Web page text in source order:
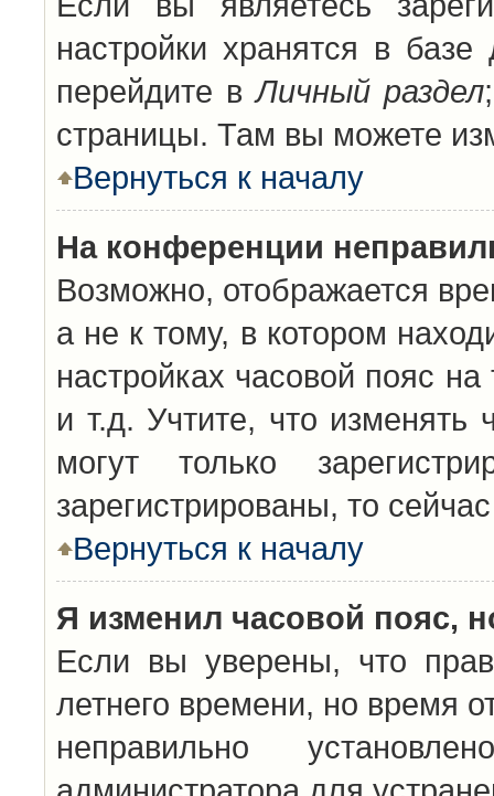
настройки хранятся в
перейдите вЛичный раздел
страницы. Там вы можете
Вернуться к началу
На конференции
Возможно, отображается
а не к тому, в котором
настройках часовой пояс
и т.д. Учтите, что изменять
могут только
зарегистрированы, то
Вернуться к началу
Я изменил часовой пояс,
Если вы уверены, что
летнего времени, но время
неправильно